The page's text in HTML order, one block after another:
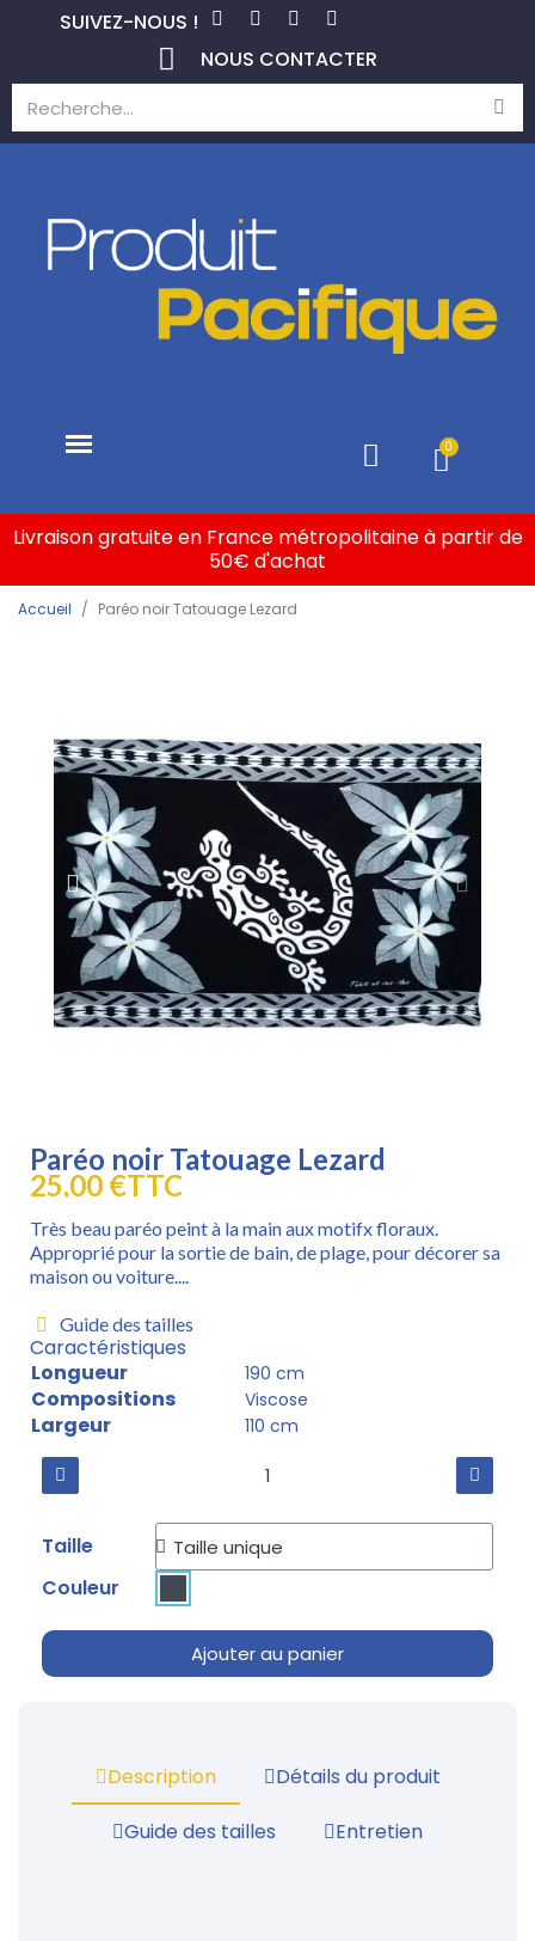
SUIVEZ-NOUS !
NOUS CONTACTER
Livraison gratuite en France métropolitaine à partir de
50€ d'achat
Accueil Paréo noir Tatouage Lezard
Paréo noir Tatouage Lezard
25,00 €TTC
Très beau paréo peint à la main aux motifx floraux.
Approprié pour la sortie de bain, de plage, pour décorer sa
maison ou voiture....
Guide des tailles
Caractéristiques
Longueur
190 cm
Compositions Viscose
Largeur 110 cm
Taille
Couleur
Ajouter au panier
Description
Détails du produit
Guide des tailles
Entretien